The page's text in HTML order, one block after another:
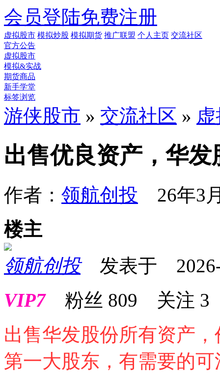
会员登陆免费注册
虚拟股市 模拟炒股 模拟期货 推广联盟 个人主页 交流社区
官方公告
虚拟股市
模拟&实战
期货商品
新手学堂
标签浏览
游侠股市 » 交流社区 »
出售优良资产，华发
作者： 领航创投 26年3
楼主
领航创投发表于 2026-
VIP7粉丝 809 关注 3
出售华发股份所有资产
第一大股东，有需要的可